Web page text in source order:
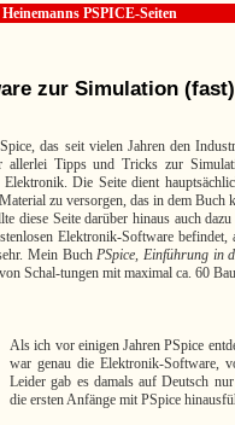
PSPICE-Seiten
zur Simulation
das seit vielen Jahren den
Tipps und Tricks zur
Die Seite dient
zu versorgen, das in dem Buch
diese Seite darüber hinaus auch
Elektronik-Software
Mein Buch PSpice, Einführung in
Schal-tungen mit maximal ca. 60
Als ich vor einigen Jahren PSpice
war genau die Elektronik-Software,
Leider gab es damals auf Deutsch
die ersten Anfänge mit PSpice